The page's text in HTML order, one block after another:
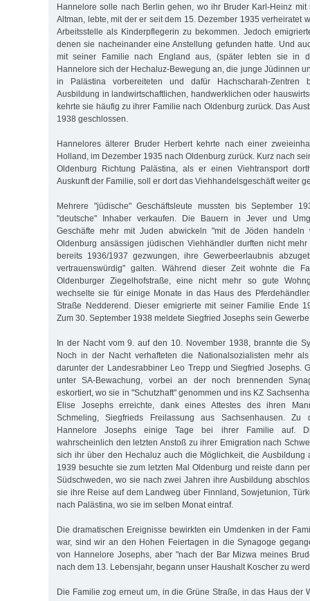
Hannelore solle nach Berlin gehen, wo ihr Bruder Karl-Heinz mit
Altman, lebte, mit der er seit dem 15. Dezember 1935 verheiratet
Arbeitsstelle als Kinderpflegerin zu bekommen. Jedoch
denen sie nacheinander eine Anstellung gefunden hatte. Und
mit seiner Familie nach England aus, (später lebten sie in
Hannelore sich der Hechaluz-Bewegung an, die junge Jüdinnen
in Palästina vorbereiteten und dafür Hachscharah-Zentren
Ausbildung in landwirtschaftlichen, handwerklichen oder
kehrte sie häufig zu ihrer Familie nach Oldenburg zurück. Das
1938 geschlossen.
Hannelores älterer Bruder Herbert kehrte nach einer
Holland, im Dezember 1935 nach Oldenburg zurück. Kurz nach
Oldenburg Richtung Palästina, als er einen Viehtransport
Auskunft der Familie, soll er dort das Viehhandelsgeschäft weiter
Mehrere "jüdische" Geschäftsleute mussten bis September
"deutsche" Inhaber verkaufen. Die Bauern in Jever und
Geschäfte mehr mit Juden abwickeln "mit de Jöden
Oldenburg ansässigen jüdischen Viehhändler durften nicht
bereits 1936/1937 gezwungen, ihre Gewerbeerlaubnis
vertrauenswürdig" galten. Während dieser Zeit wohnte die
Oldenburger Ziegelhofstraße, eine nicht mehr so gute
wechselte sie für einige Monate in das Haus des
Straße Nedderend. Dieser emigrierte mit seiner Familie Ende
Zum 30. September 1938 meldete Siegfried Josephs sein
In der Nacht vom 9. auf den 10. November 1938, brannte die
Noch in der Nacht verhafteten die Nationalsozialisten mehr
darunter der Landesrabbiner Leo Trepp und Siegfried Josephs.
unter SA-Bewachung, vorbei an der noch brennenden
eskortiert, wo sie in "Schutzhaft" genommen und ins KZ
Elise Josephs erreichte, dank eines Attestes des ihren
Schmeling, Siegfrieds Freilassung aus Sachsenhausen.
Hannelore Josephs einige Tage bei ihrer Familie auf.
wahrscheinlich den letzten Anstoß zu ihrer Emigration nach
sich ihr über den Hechaluz auch die Möglichkeit, die Ausbildung
1939 besuchte sie zum letzten Mal Oldenburg und reiste dann
Südschweden, wo sie nach zwei Jahren ihre Ausbildung
sie ihre Reise auf dem Landweg über Finnland, Sowjetunion,
nach Palästina, wo sie im selben Monat eintraf.
Die dramatischen Ereignisse bewirkten ein Umdenken in der
war, sind wir an den Hohen Feiertagen in die Synagoge
von Hannelore Josephs, aber "nach der Bar Mizwa meines
nach dem 13. Lebensjahr, begann unser Haushalt Koscher zu
Die Familie zog erneut um, in die Grüne Straße, in das Haus der